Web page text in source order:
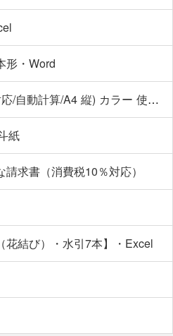
形・Word
請求書 (インボイス対応/自動計算/A4 縦) カラー 使い方解説あり
紙
求書（消費税10％対応）
花結び）・水引7本】・Excel